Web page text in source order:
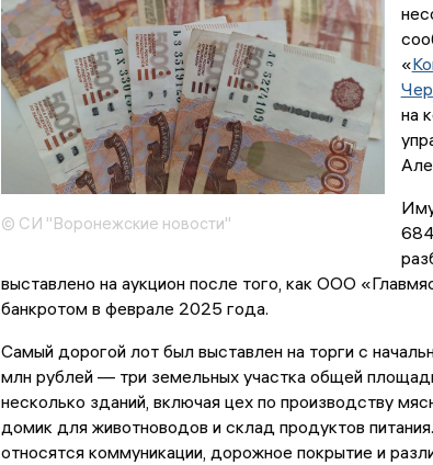
© СИ "Воронежские новости"
«
на
выставлено на аукцион после того, как ООО
банкротом в феврале 2025 года.
Самый дорогой лот был выставлен на торги с
млн рублей — три земельных участка общей
несколько зданий, включая цех по производству
домик для животноводов и склад продуктов
относятся коммуникации, дорожное покрытие и